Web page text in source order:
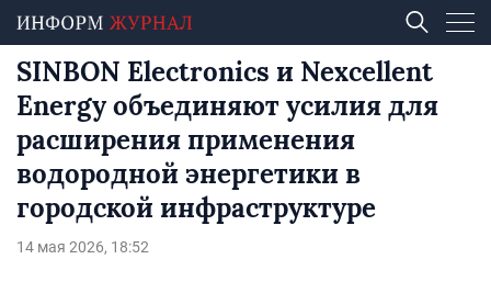
SINBON Electronics и Nexcellent
Energy объединяют усилия для
расширения применения
водородной энергетики в
городской инфраструктуре
14 мая 2026, 18:52